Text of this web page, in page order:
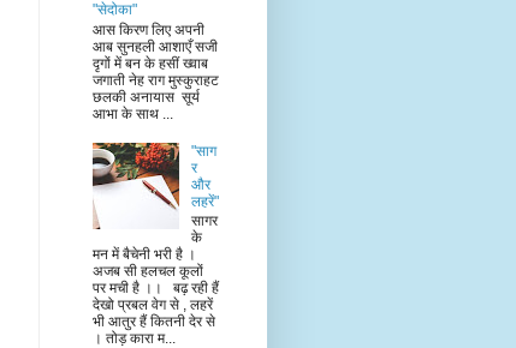
"सेदोका"
आस किरण लिए अपनी
आब सुनहली आशाएँ सजी
दृगों में बन के हसीं ख्वाब
जगाती नेह राग मुस्कुराहट
छलकी अनायास सूर्य
आभा के साथ ...
"साग
र
और
लहरें"
सागर
के
मन में बैचेनी भरी है ।
अजब सी हलचल कूलों
पर मची है ।। बढ़ रही हैं
देखो प्रबल वेग से , लहरें
भी आतुर हैं कितनी देर से
। तोड़ कारा म...